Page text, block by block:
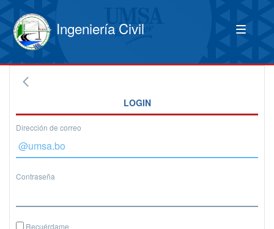
Ingeniería Civil
LOGIN
Dirección de correo
Contraseña
Recuérdame